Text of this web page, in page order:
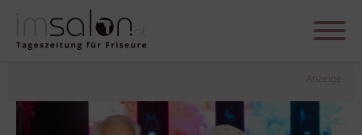
Anzeige